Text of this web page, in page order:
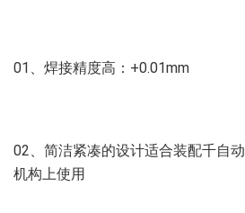
01、焊接精度高：+0.01mm
02、简洁紧凑的设计适合装配千自
机构上使用